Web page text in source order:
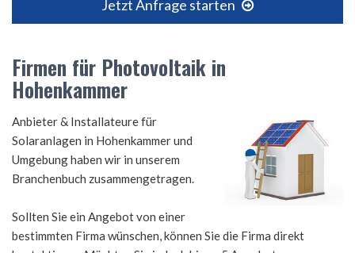
Jetzt Anfrage starten
Firmen für Photovoltaik in
Hohenkammer
Anbieter & Installateure für
Solaranlagen in Hohenkammer und
Umgebung haben wir in unserem
Branchenbuch zusammengetragen.
Sollten Sie ein Angebot von einer
bestimmten Firma wünschen, können Sie die Firma direkt